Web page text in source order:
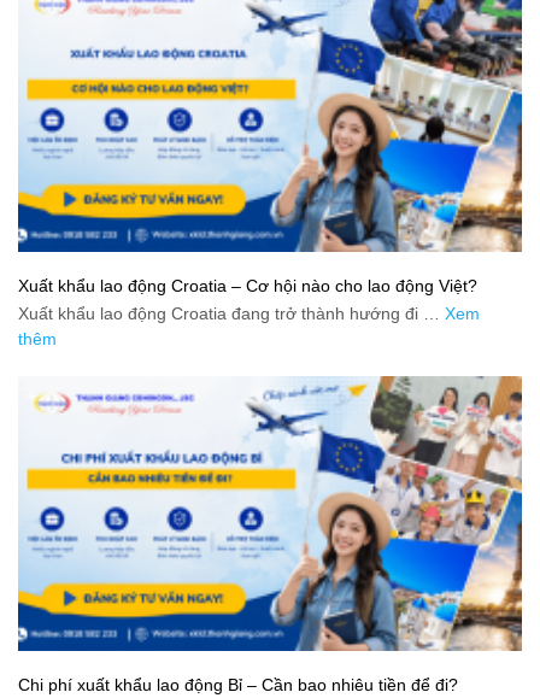
Xuất khẩu lao động Croatia – Cơ hội nào cho lao động Việt?
Xuất khẩu lao động Croatia đang trở thành hướng đi … Xem
thêm
Chi phí xuất khẩu lao động Bỉ – Cần bao nhiêu tiền để đi?